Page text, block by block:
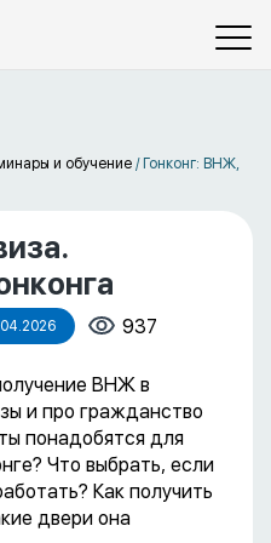
и обучение / Гонконг: ВНЖ,
937
ВНЖ в
и про гражданство
понадобятся для
Что выбрать, если
Как получить
двери она